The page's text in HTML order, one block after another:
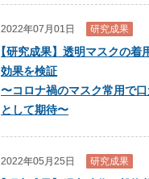
2022年07月01日 研究成果
【研究成果】透明マスクの着
効果を検証
〜コロナ禍のマスク常用で
として期待〜
2022年05月25日 研究成果